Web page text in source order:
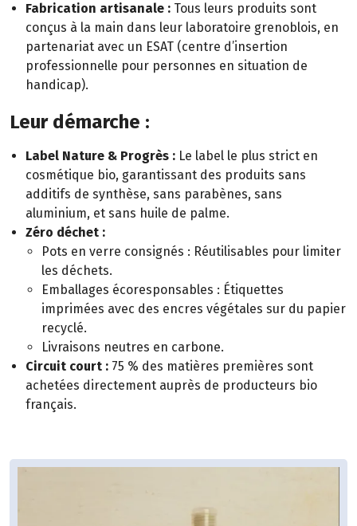
Fabrication artisanale : Tous leurs produits sont
conçus à la main dans leur laboratoire grenoblois, en
partenariat avec un ESAT (centre d’insertion
professionnelle pour personnes en situation de
handicap).
Leur démarche :
Label Nature & Progrès : Le label le plus strict en
cosmétique bio, garantissant des produits sans
additifs de synthèse, sans parabènes, sans
aluminium, et sans huile de palme.
Zéro déchet :
Pots en verre consignés : Réutilisables pour limiter
les déchets.
Emballages écoresponsables : Étiquettes
imprimées avec des encres végétales sur du papier
recyclé.
Livraisons neutres en carbone.
Circuit court : 75 % des matières premières sont
achetées directement auprès de producteurs bio
français.